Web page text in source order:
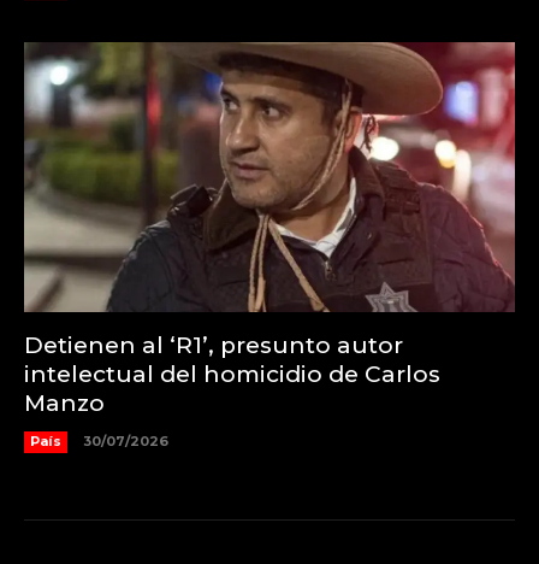
Detienen al ‘R1’, presunto autor
intelectual del homicidio de Carlos
Manzo
País 30/07/2026